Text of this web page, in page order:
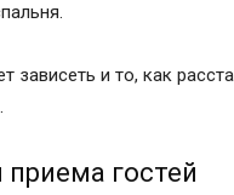
зависеть и то, как
гостей